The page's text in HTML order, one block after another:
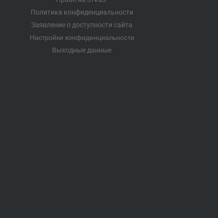
Политика конфиденциальности
Заявление о доступности сайта
Настройки конфиденциальности
Выходные данные